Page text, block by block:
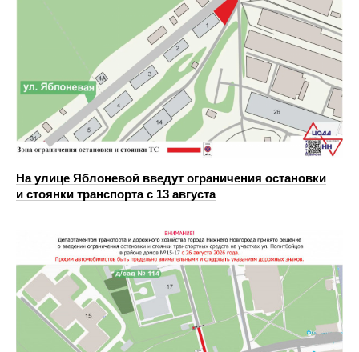
На улице Яблоневой введут ограничения остановки
и стоянки транспорта с 13 августа